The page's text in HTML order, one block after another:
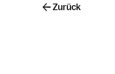
Zurück